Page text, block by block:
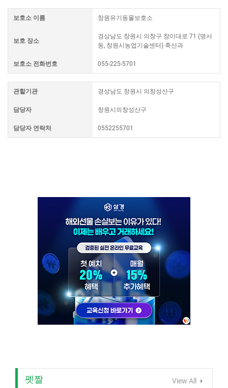
보호소 이름 창원유기동물보호소
보호 장소
경상남도 창원시 의창구 창이대로 71 (명서
동, 창원시농업기술센터) 축산과
보호소 전화번호 055-225-5701
관할기관 경상남도 창원시 의창성산구
담당자 창원시의창성산구
담당자 연락처 0552255701
펫짤 View All